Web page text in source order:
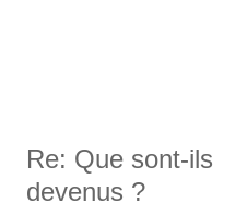
Re: Que sont-ils
devenus ?